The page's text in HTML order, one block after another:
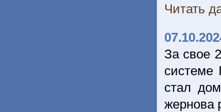
Читать
За свое
системе
стал
жернова